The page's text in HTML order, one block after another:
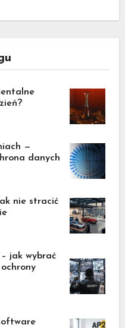
—
danych
nie stracić
jak wybrać